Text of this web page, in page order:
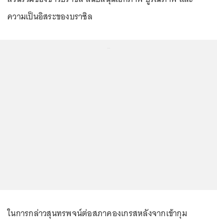
ความเป็นอิสระของบราซิล
ในการกล่าวสุนทรพจน์ต่อสภาคองเกรสหลังจากเข้ากุม